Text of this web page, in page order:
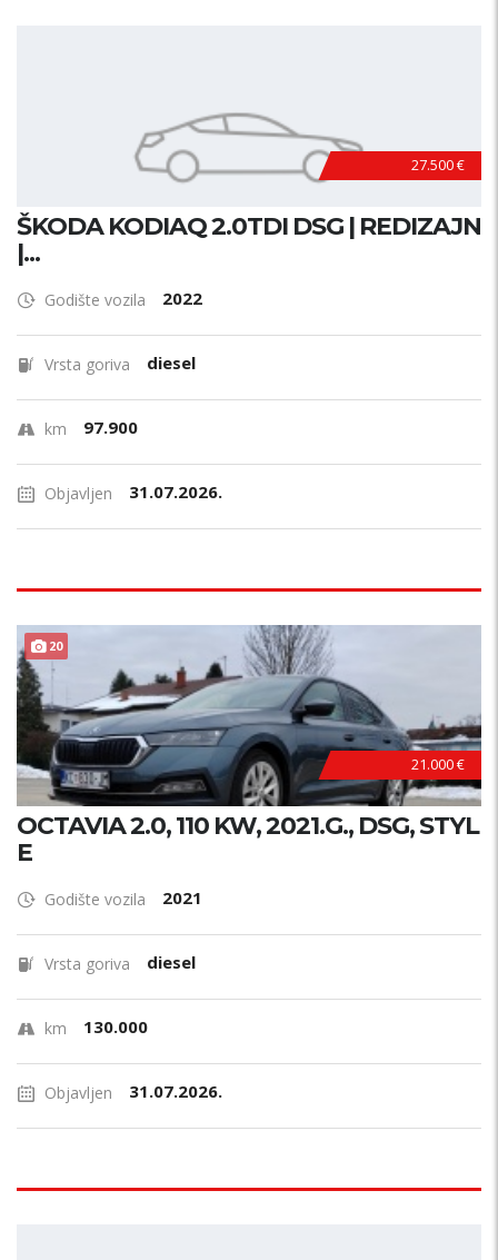
27.500 €
ŠKODA KODIAQ 2.0TDI DSG | REDIZAJN
|...
Godište vozila 2022
Vrsta goriva diesel
km 97.900
Objavljen 31.07.2026.
20
21.000 €
OCTAVIA 2.0, 110 KW, 2021.G., DSG, STYL
E
Godište vozila 2021
Vrsta goriva diesel
km 130.000
Objavljen 31.07.2026.